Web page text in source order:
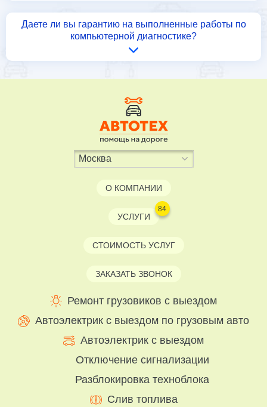
Даете ли вы гарантию на выполненные работы по
компьютерной диагностике?
О КОМПАНИИ
УСЛУГИ
84
СТОИМОСТЬ УСЛУГ
ЗАКАЗАТЬ ЗВОНОК
Ремонт грузовиков с выездом
Автоэлектрик с выездом по грузовым авто
Автоэлектрик с выездом
Отключение сигнализации
Разблокировка техноблока
Слив топлива